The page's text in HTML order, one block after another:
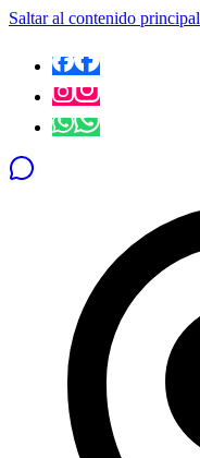
Saltar al contenido principal